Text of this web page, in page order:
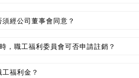
經公司董事會同意？
，職工福利委員會可否申請註銷？
福利金？